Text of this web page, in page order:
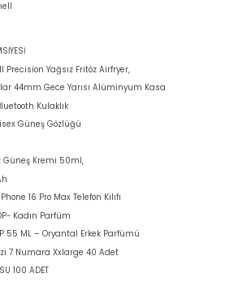
Precision Yağsız Fritöz Airfryer,
44mm Gece Yarısı Alüminyum Kasa
Kulaklık
Güneş Gözlüğü
Güneş Kremi 50ml,
16 Pro Max Telefon Kılıfı
Kadın Parfüm
55 ML – Oryantal Erkek Parfümü
7 Numara Xxlarge 40 Adet
100 ADET